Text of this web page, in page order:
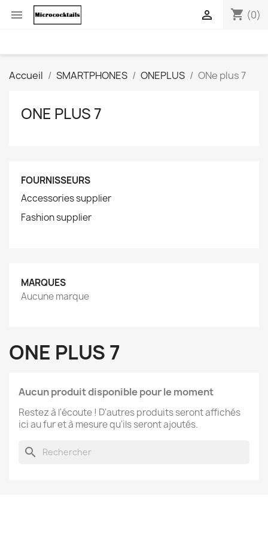
 shopping_cart (0)

Accueil SMARTPHONES ONEPLUS ONe plus 7
ONE PLUS 7
FOURNISSEURS
Accessories supplier
Fashion supplier
MARQUES
Aucune marque
ONE PLUS 7
Aucun produit disponible pour le moment
Restez à l'écoute ! D'autres produits seront affichés
ici au fur et à mesure qu'ils seront ajoutés.
search